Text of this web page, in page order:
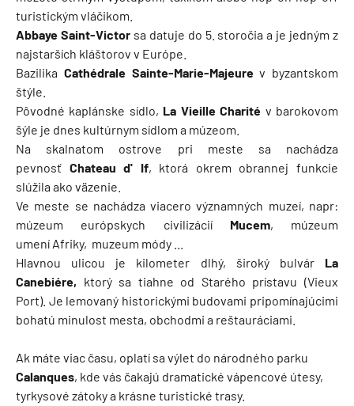
turistickým vláčikom.
Abbaye Saint-Victorsa datuje do 5. storočia a je jedným z
najstarších kláštorov v Európe.
Bazilika Cathédrale Sainte-Marie-Majeurev byzantskom
štýle.
Pôvodné kaplánske sídlo, La Vieille Charité v barokovom
šýle je dnes kultúrnym sídlom a múzeom.
Na skalnatom ostrove pri meste sa nachádza
pevnosť Chateau d' If, ktorá okrem obrannej funkcie
slúžila ako väzenie.
Ve meste se nachádza viacero významných muzeí, napr:
múzeum európskych civilizácií Mucem, múzeum
umení Afriky, muzeum módy ...
Hlavnou ulicou je kilometer dlhý, široký bulvár La
Canebiére, ktorý sa tiahne od Starého prístavu (Vieux
Port). Je lemovaný historickými budovami pripomínajúcimi
bohatú minulost mesta, obchodmi a reštauráciami.
Ak máte viac času, oplatí sa výlet do národného parku
Calanques, kde vás čakajú dramatické vápencové útesy,
tyrkysové zátoky a krásne turistické trasy.